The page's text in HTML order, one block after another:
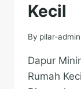
Kecil
By pilar-admin
Dapur
Rumah